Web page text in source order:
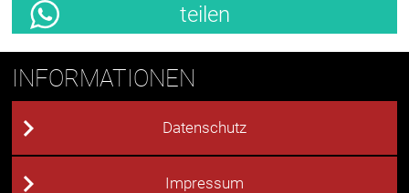
teilen
INFORMATIONEN
Datenschutz
Impressum